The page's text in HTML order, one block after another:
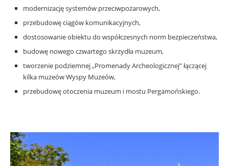
modernizację systemów przeciwpożarowych,
przebudowę ciągów komunikacyjnych,
dostosowanie obiektu do współczesnych norm bezpieczeństwa,
budowę nowego czwartego skrzydła muzeum,
tworzenie podziemnej „Promenady Archeologicznej” łączącej
kilka muzeów Wyspy Muzeów,
przebudowę otoczenia muzeum i mostu Pergamońskiego.